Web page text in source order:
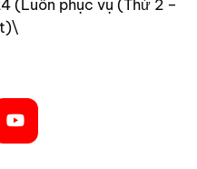
(Luôn phục vụ (Thứ 2 –